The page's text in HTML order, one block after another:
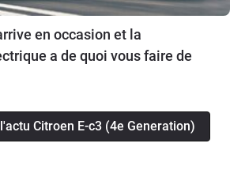
en occasion et la
a de quoi vous faire de
Citroen E-c3 (4e Generation)